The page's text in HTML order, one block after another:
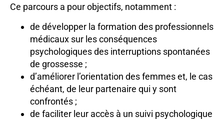
Ce parcours a pour objectifs, notamment :
de développer la formation des professionnels
médicaux sur les conséquences
psychologiques des interruptions spontanées
de grossesse ;
d’améliorer l’orientation des femmes et, le cas
échéant, de leur partenaire qui y sont
confrontés ;
de faciliter leur accès à un suivi psychologique